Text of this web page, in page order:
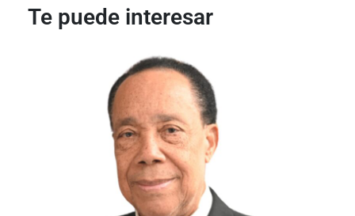
entradas
Te puede interesar